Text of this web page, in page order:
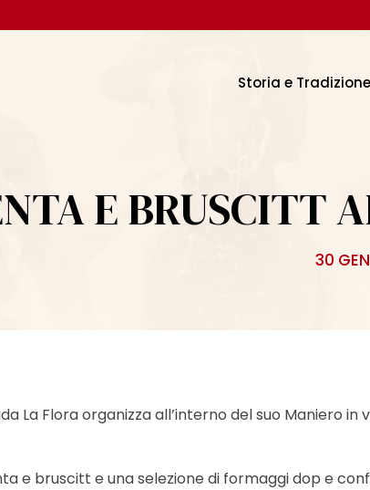
Storia e Tradizione
E BRUSCITT
30
La Flora organizza all’interno del suo Maniero
e bruscitt e una selezione di formaggi dop e